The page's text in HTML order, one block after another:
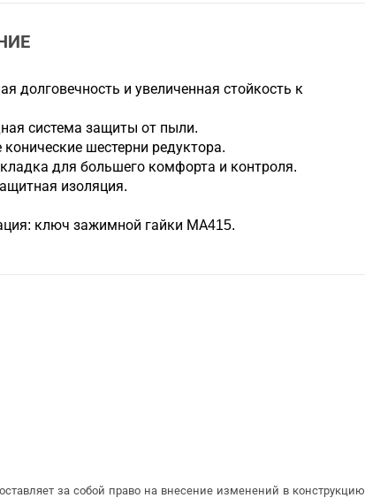
долговечность и увеличенная стойкость к
система защиты от пыли.
шестерни редуктора.
для большего комфорта и контроля.
изоляция.
ключ зажимной гайки МА415.
за собой право на внесение изменений в